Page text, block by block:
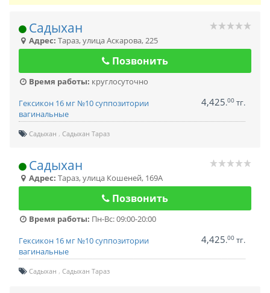
Садыхан
Адрес: Тараз,улица Аскарова, 225
Позвонить
Время работы: круглосуточно
Гексикон 16 мг №10 суппозитории
вагинальные
4,425.00 тг.
Садыхан Садыхан Тараз
Садыхан
Адрес: Тараз,улица Кошеней, 169А
Позвонить
Время работы: Пн-Вс: 09:00-20:00
Гексикон 16 мг №10 суппозитории
вагинальные
4,425.00 тг.
Садыхан Садыхан Тараз